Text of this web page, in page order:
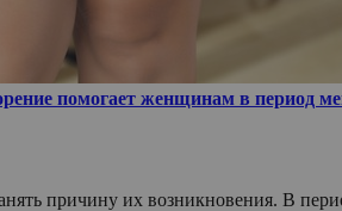
помогает женщинам в период
причину их возникновения. В